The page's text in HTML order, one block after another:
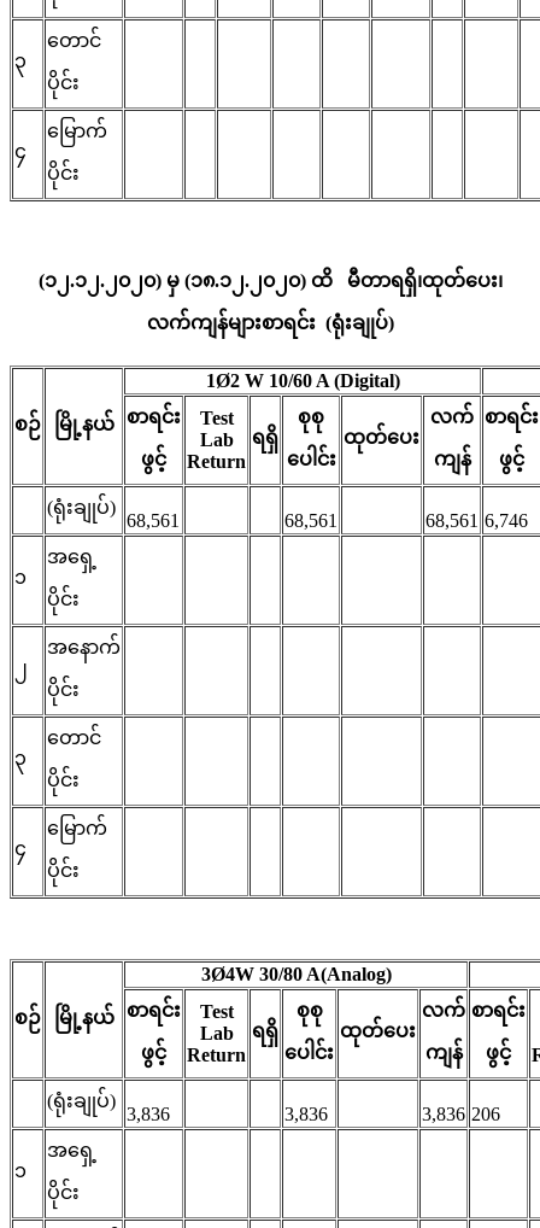
၃
တောင်
ပိုင်း
၄
မြောက်
ပိုင်း
(၁၂.၁၂.၂၀၂၀) မှ (၁၈.၁၂.၂၀၂၀) ထိ မီတာရရှိ၊ထုတ်ပေး၊
လက်ကျန်များစာရင်း (ရုံးချုပ်)
စဉ် မြို့နယ်
1Ø2 W 10/60 A (Digital)
စာရင်း
ဖွင့်
Test
Lab
Return
ရရှိ
စုစု
ပေါင်း
ထုတ်ပေး
လက်
ကျန်
စာရင်း
ဖွင့်
(ရုံးချုပ်)
68,561 68,561 68,561 6,746
၁
အရှေ့
ပိုင်း
၂
အနောက်
ပိုင်း
၃
တောင်
ပိုင်း
၄
မြောက်
ပိုင်း
စဉ် မြို့နယ်
3Ø4W 30/80 A(Analog)
စာရင်း
ဖွင့်
Test
Lab
Return
ရရှိ
စုစု
ပေါင်း
ထုတ်ပေး
လက်
ကျန်
စာရင်း
ဖွင့်
(ရုံးချုပ်)
3,836 3,836 3,836 206
၁
အရှေ့
ပိုင်း